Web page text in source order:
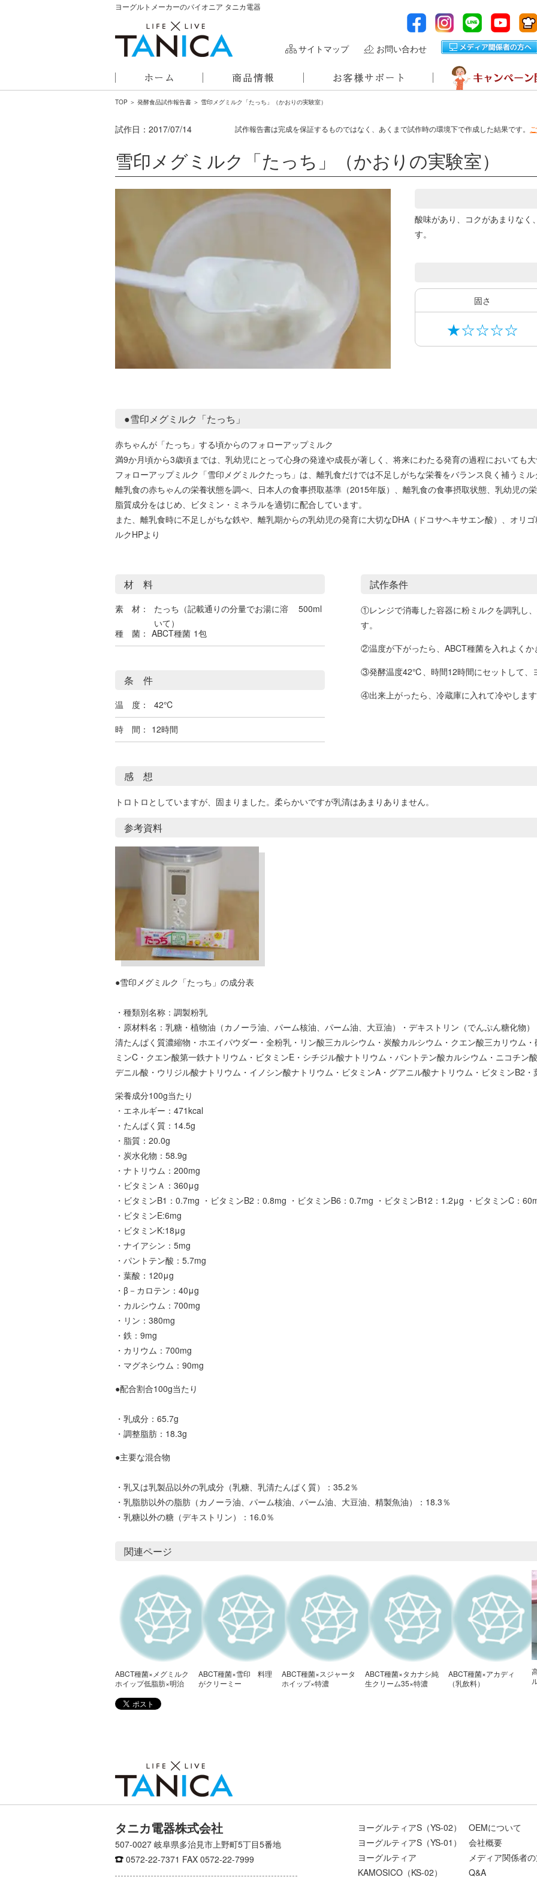
ヨーグルトメーカーのパイオニア タニカ電器
サイトマップ お問い合わせ
TOP ＞ 発酵食品試作報告書 ＞ 雪印メグミルク「たっち」（かおりの実験室）
試作報告書は完成を保証するものではなく、あくまで試作時の環境下で作成した結果です。
試作日： 2017/07/14
雪印メグミルク「たっち」（かおりの実験室）
酸味があり、コクがあまりなく
す。
固さ
★☆☆☆☆
●雪印メグミルク「たっち」
赤ちゃんが「たっち」する頃からのフォローアップミルク
満9か月頃から3歳頃までは、乳幼児にとって心身の発達や成長が著しく、将来にわたる発育の過程においても大
フォローアップミルク「雪印メグミルクたっち」は、離乳食だけでは不足しがちな栄養をバランス良く補うミル
離乳食の赤ちゃんの栄養状態を調べ、日本人の食事摂取基準（2015年版）、離乳食の食事摂取状態、乳幼児の
脂質成分をはじめ、ビタミン・ミネラルを適切に配合しています。
また、離乳食時に不足しがちな鉄や、離乳期からの乳幼児の発育に大切なDHA（ドコサヘキサエン酸）、オリ
ルクHPより
材 料
素 材：
たっち（記載通りの分量でお湯に溶
いて）
500ml
種 菌： ABCT種菌 1包
条 件
温 度： 42℃
時 間： 12時間
試作条件
①レンジで消毒した容器に粉ミルクを調乳し
す。
②温度が下がったら、ABCT種菌を入れよくか
③発酵温度42℃、時間12時間にセットして、
④出来上がったら、冷蔵庫に入れて冷やします
感 想
トロトロとしていますが、固まりました。柔らかいですが乳清はあまりありません。
参考資料
●雪印メグミルク「たっち」の成分表
・種類別名称：調製粉乳
・原材料名：乳糖・植物油（カノーラ油、パーム核油、パーム油、大豆油）・デキストリン（でんぷん糖化物
清たんぱく質濃縮物・ホエイパウダー・全粉乳・リン酸三カルシウム・炭酸カルシウム・クエン酸三カリウム
ミンC・クエン酸第一鉄ナトリウム・ビタミンE・シチジル酸ナトリウム・パントテン酸カルシウム・ニコチン
デニル酸・ウリジル酸ナトリウム・イノシン酸ナトリウム・ビタミンA・グアニル酸ナトリウム・ビタミンB2
栄養成分100g当たり
・エネルギー：471kcal
・たんぱく質：14.5g
・脂質：20.0g
・炭水化物：58.9g
・ナトリウム：200mg
・ビタミンＡ：360μg
・ビタミンB1：0.7mg ・ビタミンB2：0.8mg ・ビタミンB6：0.7mg ・ビタミンB12：1.2μg ・ビタミンC：
・ビタミンE:6mg
・ビタミンK:18μg
・ナイアシン：5mg
・パントテン酸：5.7mg
・葉酸：120μg
・β－カロテン：40μg
・カルシウム：700mg
・リン：380mg
・鉄：9mg
・カリウム：700mg
・マグネシウム：90mg
●配合割合100g当たり
・乳成分：65.7g
・調整脂肪：18.3g
●主要な混合物
・乳又は乳製品以外の乳成分（乳糖、乳清たんぱく質）：35.2％
・乳脂肪以外の脂肪（カノーラ油、パーム核油、パーム油、大豆油、精製魚油）：18.3％
・乳糖以外の糖（デキストリン）：16.0％
関連ページ
ABCT種菌×メグミルク
ホイップ低脂肪×明治
ABCT種菌×雪印 料理
がクリーミー
ABCT種菌×スジャータ
ホイップ×特濃
ABCT種菌×タカナシ純
生クリーム35×特濃
ABCT種菌×アカディ
（乳飲料）
タニカ電器株式会社
507-0027 岐阜県多治見市上野町5丁目5番地
0572-22-7371 FAX 0572-22-7999
ヨーグルティアS（YS-02）
ヨーグルティアS（YS-01）
ヨーグルティア
KAMOSICO（KS-02）
OEMについて
会社概要
メディア関係者
Q&A